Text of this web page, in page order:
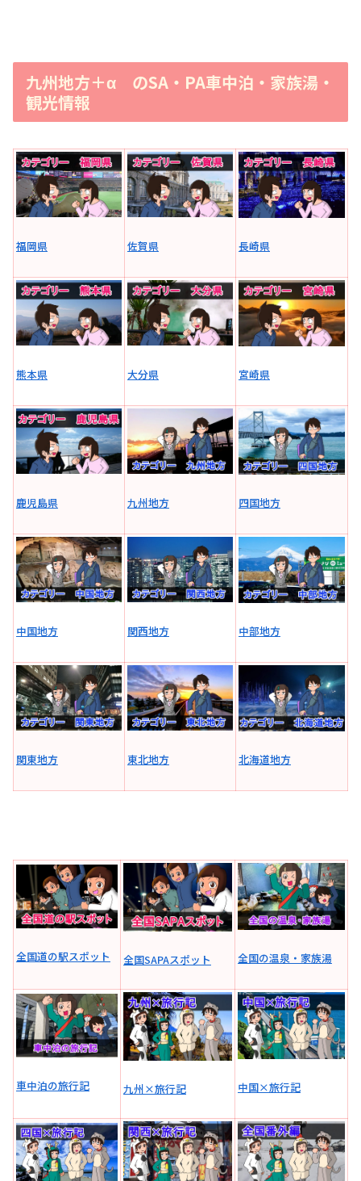
九州地方＋α のSA・PA車中泊・家族湯・
観光情報
福岡県 佐賀県 長崎県
熊本県 大分県 宮崎県
鹿児島県 九州地方 四国地方
中国地方 関西地方 中部地方
関東地方 東北地方 北海道地方
全国道の駅スポット 全国SAPAスポット 全国の温泉・家族湯
車中泊の旅行記 九州×旅行記 中国×旅行記